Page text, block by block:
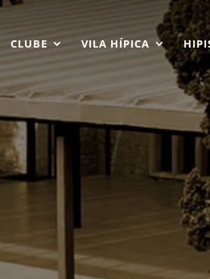
CLUBE VILA HÍPICA